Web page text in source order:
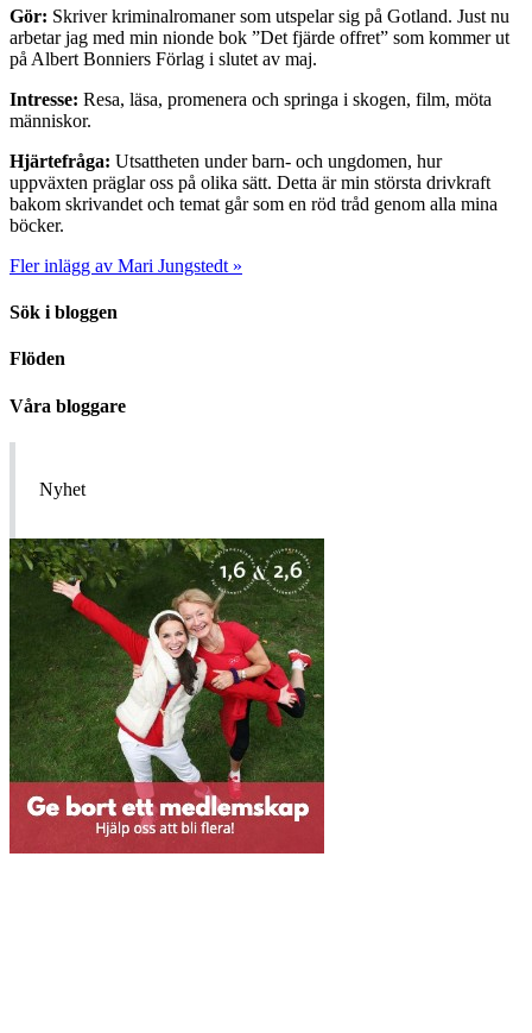
Gör: Skriver kriminalromaner som utspelar sig på Gotland. Just nu
arbetar jag med min nionde bok ”Det fjärde offret” som kommer ut
på Albert Bonniers Förlag i slutet av maj.
Intresse: Resa, läsa, promenera och springa i skogen, film, möta
människor.
Hjärtefråga: Utsattheten under barn- och ungdomen, hur
uppväxten präglar oss på olika sätt. Detta är min största drivkraft
bakom skrivandet och temat går som en röd tråd genom alla mina
böcker.
Fler inlägg av Mari Jungstedt »
Sök i bloggen
Flöden
Våra bloggare
Nyhet